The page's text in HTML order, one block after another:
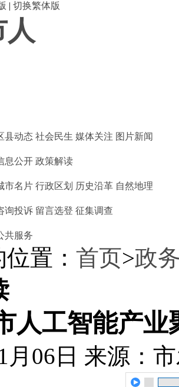
| 切换繁体版
县动态 社会民生 媒体关注 图片新闻
息公开 政策解读
市名片 行政区划 历史沿革 自然地理
询投诉 留言选登 征集调查
共服务
置： 首页>政
人工智能产
月06日 来源：